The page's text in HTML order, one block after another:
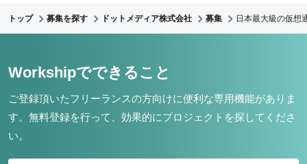
トップ 募集を探す ドットメディア株式会社 募集 日本最大級の仮想
Workshipでできること
ご登録頂いたフリーランスの方向けに便利な専用機能がありま
す。 無料登録を行って、効果的にプロジェクトを探してくださ
い。